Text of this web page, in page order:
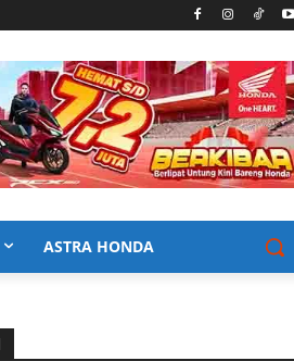
ASTRA HONDA